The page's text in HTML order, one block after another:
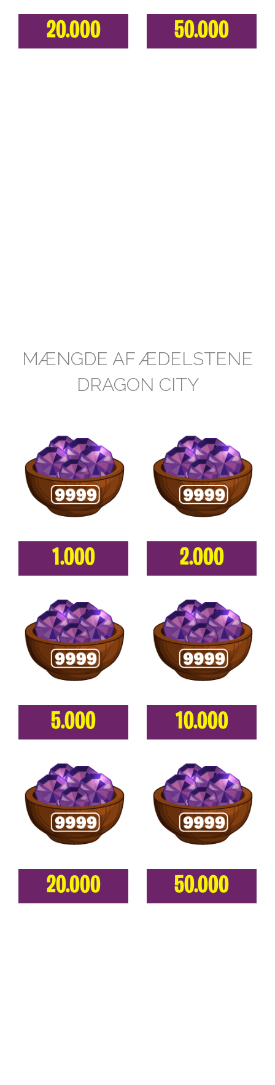
20.000 50.000
MÆNGDE AF ÆDELSTENE
DRAGON CITY
1.000 2.000
5.000 10.000
20.000 50.000